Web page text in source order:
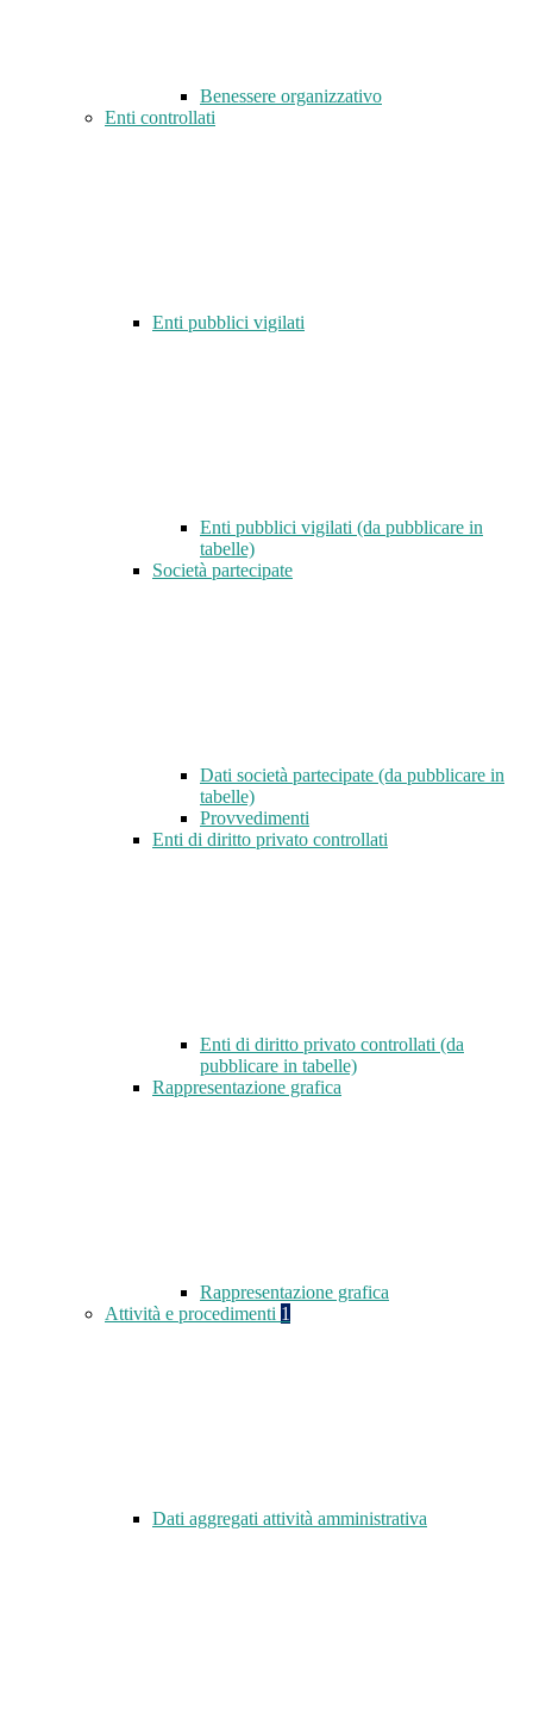
Benessere organizzativo
Enti controllati
Enti pubblici vigilati
Enti pubblici vigilati (da pubblicare in
tabelle)
Società partecipate
Dati società partecipate (da pubblicare in
tabelle)
Provvedimenti
Enti di diritto privato controllati
Enti di diritto privato controllati (da
pubblicare in tabelle)
Rappresentazione grafica
Rappresentazione grafica
Attività e procedimenti 1
Dati aggregati attività amministrativa